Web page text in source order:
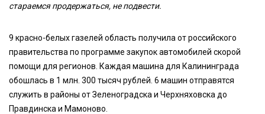
стараемся продержаться, не подвести.
9 красно-белых газелей область получила от российского
правительства по программе закупок автомобилей скорой
помощи для регионов. Каждая машина для Калининграда
обошлась в 1 млн. 300 тысяч рублей. 6 машин отправятся
служить в районы от Зеленоградска и Черхняховска до
Правдинска и Мамоново.